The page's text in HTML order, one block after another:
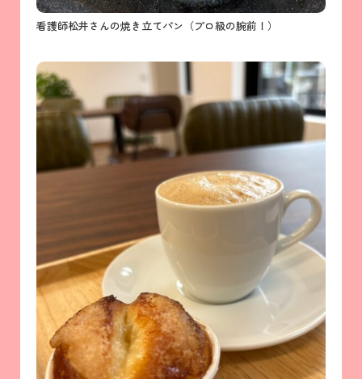
看護師松井さんの焼き立てパン（プロ級の腕前！）